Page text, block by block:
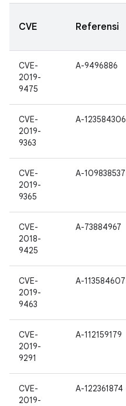
CVE Referensi
CVE-
2019-
9475
A-9496886
CVE-
2019-
9363
A-123584306
CVE-
2019-
9365
A-109838537
CVE-
2018-
9425
A-73884967
CVE-
2019-
9463
A-113584607
CVE-
2019-
9291
A-112159179
CVE-
2019-
A-122361874